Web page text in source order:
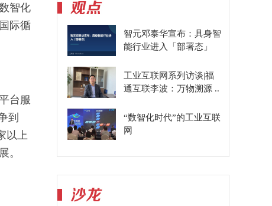
智化
际循
台服
到
以上
。
智元邓泰华宣布：具身智
能行业进入「部署态」
工业互联网系列访谈|福
通互联李波：万物溯源 ..
“数智化时代”的工业互联
网